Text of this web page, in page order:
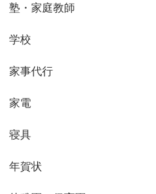
塾・家庭教師
学校
家事代行
家電
寝具
年賀状